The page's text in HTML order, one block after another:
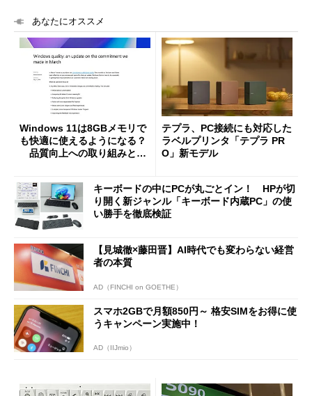
あなたにオススメ
Windows 11は8GBメモリで
も快適に使えるようになる？
品質向上への取り組みと
テプラ、PC接続にも対応した
ラベルプリンタ「テプラ PR
O」新モデル
キーボードの中にPCが丸ごとイン！ HPが切
り開く新ジャンル「キーボード内蔵PC」の使
い勝手を徹底検証
【見城徹×藤田晋】AI時代でも変わらない経営
者の本質
AD（FINCHI on GOETHE）
スマホ2GBで月額850円～ 格安SIMをお得に使
うキャンペーン実施中！
AD（IIJmio）